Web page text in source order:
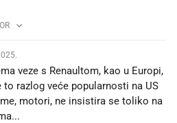
veze s Renaultom, kao u Europi,
razlog veće popularnosti na US
motori, ne insistira se toliko na